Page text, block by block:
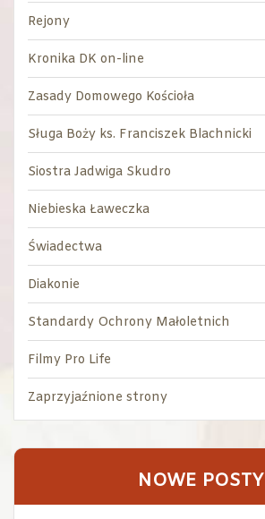
Rejony
Kronika DK on-line
Zasady Domowego Kościoła
Sługa Boży ks. Franciszek Blachnicki
Siostra Jadwiga Skudro
Niebieska Ławeczka
Świadectwa
Diakonie
Standardy Ochrony Małoletnich
Filmy Pro Life
Zaprzyjaźnione strony
NOWE POSTY